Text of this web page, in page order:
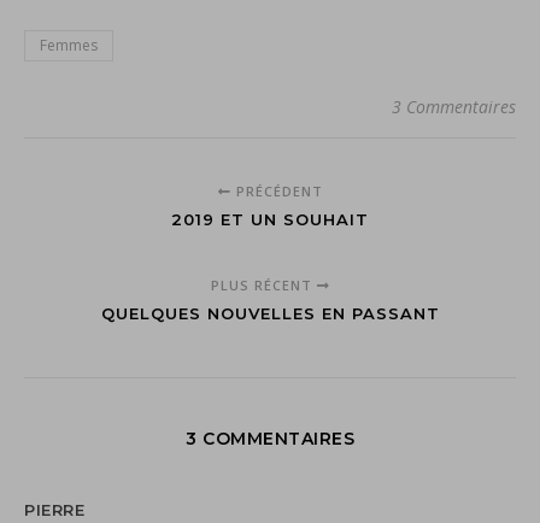
Femmes
3 Commentaires
PRÉCÉDENT
2019 ET UN SOUHAIT
PLUS RÉCENT
QUELQUES NOUVELLES EN PASSANT
3 COMMENTAIRES
PIERRE